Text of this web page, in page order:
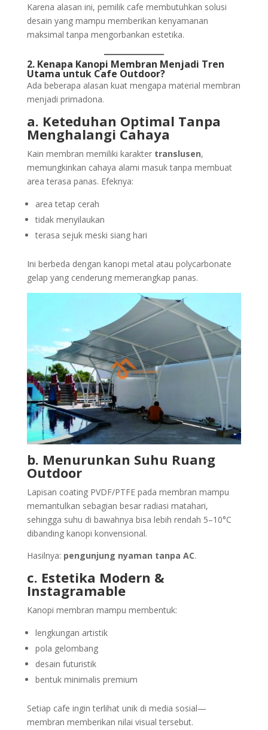
Karena alasan ini, pemilik cafe membutuhkan solusi
desain yang mampu memberikan kenyamanan
maksimal tanpa mengorbankan estetika.
2. Kenapa Kanopi Membran Menjadi Tren
Utama untuk Cafe Outdoor?
Ada beberapa alasan kuat mengapa material membran
menjadi primadona.
a. Keteduhan Optimal Tanpa
Menghalangi Cahaya
Kain membran memiliki karakter translusen,
memungkinkan cahaya alami masuk tanpa membuat
area terasa panas. Efeknya:
area tetap cerah
tidak menyilaukan
terasa sejuk meski siang hari
Ini berbeda dengan kanopi metal atau polycarbonate
gelap yang cenderung memerangkap panas.
b. Menurunkan Suhu Ruang
Outdoor
Lapisan coating PVDF/PTFE pada membran mampu
memantulkan sebagian besar radiasi matahari,
sehingga suhu di bawahnya bisa lebih rendah 5–10°C
dibanding kanopi konvensional.
Hasilnya: pengunjung nyaman tanpa AC.
c. Estetika Modern &
Instagramable
Kanopi membran mampu membentuk:
lengkungan artistik
pola gelombang
desain futuristik
bentuk minimalis premium
Setiap cafe ingin terlihat unik di media sosial—
membran memberikan nilai visual tersebut.